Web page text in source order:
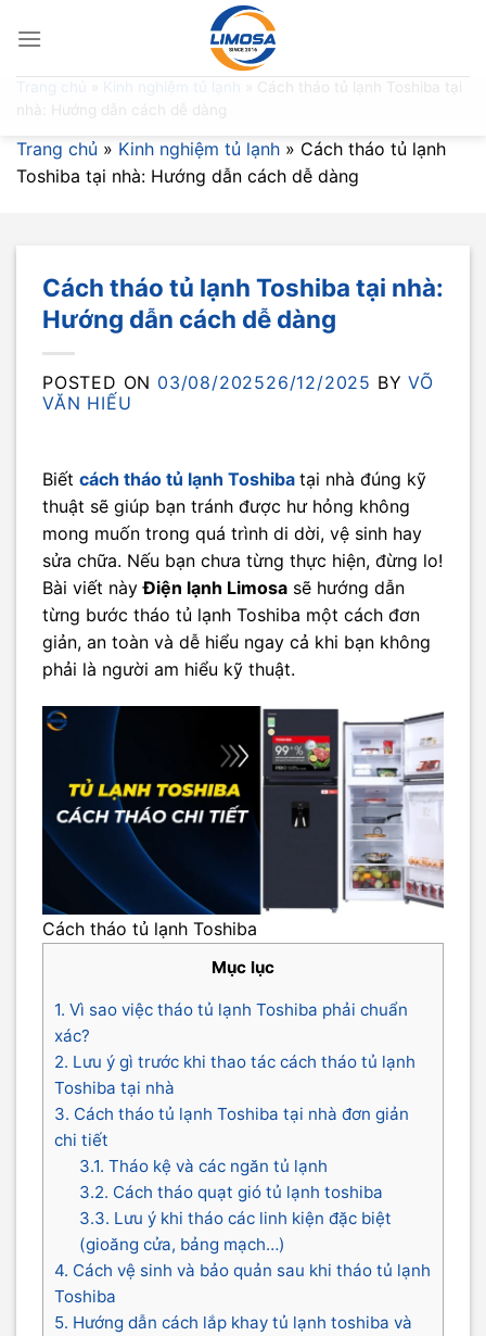
Cách tháo tủ lạnh Toshiba tại
nhà: Hướng dẫn cách dễ dàng
Trang chủ » Kinh nghiệm tủ lạnh » Cách tháo tủ lạnh
Toshiba tại nhà: Hướng dẫn cách dễ dàng
Cách tháo tủ lạnh Toshiba tại nhà:
Hướng dẫn cách dễ dàng
POSTED ON 03/08/202526/12/2025 BYVÕ
VĂN HIẾU
Biết cách tháo tủ lạnh Toshiba tại nhà đúng kỹ
thuật sẽ giúp bạn tránh được hư hỏng không
mong muốn trong quá trình di dời, vệ sinh hay
sửa chữa. Nếu bạn chưa từng thực hiện, đừng lo!
Bài viết nàyĐiện lạnh Limosa sẽ hướng dẫn
từng bước tháo tủ lạnh Toshiba một cách đơn
giản, an toàn và dễ hiểu ngay cả khi bạn không
phải là người am hiểu kỹ thuật.
Cách tháo tủ lạnh Toshiba
Mục lục
1. Vì sao việc tháo tủ lạnh Toshiba phải chuẩn
xác?
2. Lưu ý gì trước khi thao tác cách tháo tủ lạnh
Toshiba tại nhà
3. Cách tháo tủ lạnh Toshiba tại nhà đơn giản
chi tiết
3.1. Tháo kệ và các ngăn tủ lạnh
3.2. Cách tháo quạt gió tủ lạnh toshiba
3.3. Lưu ý khi tháo các linh kiện đặc biệt
(gioăng cửa, bảng mạch…)
4. Cách vệ sinh và bảo quản sau khi tháo tủ lạnh
Toshiba
5. Hướng dẫn cách lắp khay tủ lạnh toshiba và